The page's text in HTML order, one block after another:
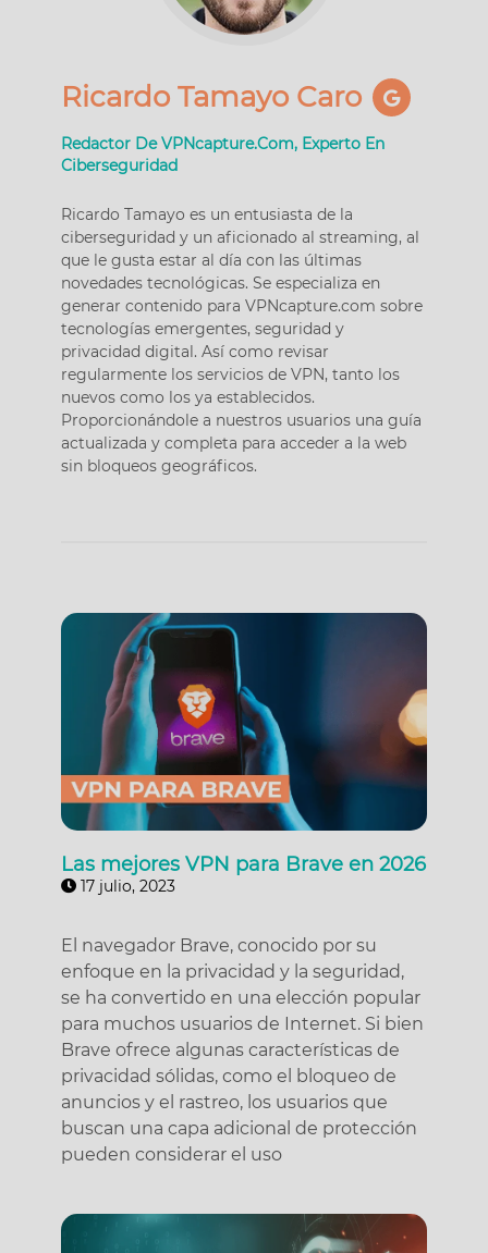
Ricardo Tamayo Caro
Redactor De VPNcapture.com, Experto En
Ciberseguridad
Ricardo Tamayo es un entusiasta de la
ciberseguridad y un aficionado al streaming, al
que le gusta estar al día con las últimas
novedades tecnológicas. Se especializa en
generar contenido para VPNcapture.com sobre
tecnologías emergentes, seguridad y
privacidad digital. Así como revisar
regularmente los servicios de VPN, tanto los
nuevos como los ya establecidos.
Proporcionándole a nuestros usuarios una guía
actualizada y completa para acceder a la web
sin bloqueos geográficos.
Las mejores VPN para Brave en 2026
17 julio, 2023
El navegador Brave, conocido por su
enfoque en la privacidad y la seguridad,
se ha convertido en una elección popular
para muchos usuarios de Internet. Si bien
Brave ofrece algunas características de
privacidad sólidas, como el bloqueo de
anuncios y el rastreo, los usuarios que
buscan una capa adicional de protección
pueden considerar el uso